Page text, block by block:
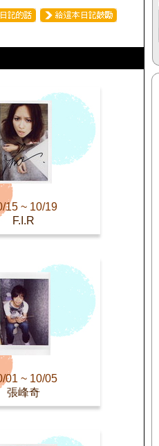
15 ~ 10/19
F.I.R
01 ~ 10/05
張峰奇